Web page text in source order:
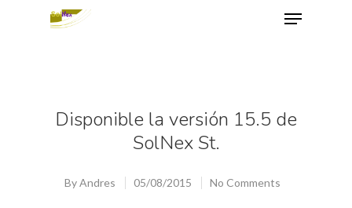
Disponible la versión 15.5 de
SolNex St.
ByAndres 05/08/2015 No Comments